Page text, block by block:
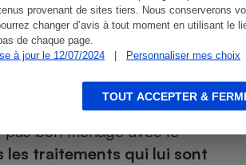
provenant de sites tiers. Nous conserverons
changer d’avis à tout moment en utilisant le
de chaque page.
à jour le 12/07/2024
| Personnaliser mes choix
TOUT ACCEPTER &
qui permettent de limiter
pas bon ménage avec le
les traitements qui lui sont